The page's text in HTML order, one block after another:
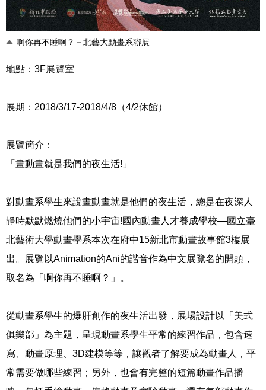
啊你再不睡啊？－北藝大動畫系聯展
地點：3F展覽室
展期：2018/3/17-2018/4/8（4/2休館）
展覽簡介：
「畫動畫就是我們的夜生活!」
對動畫系學生來說畫動畫就是他們的夜生活，總是在夜深人
靜時默默燃燒他們的小宇宙!國內動畫人才養成學校—國立臺
北藝術大學動畫學系本次在府中15新北市動畫故事館3樓展
出。展覽以Animation的Ani的諧音作為中文展覽名的開頭，
取名為「啊你再不睡啊？」。
從動畫系學生的爆肝創作的夜生活出發，展場設計以「美式
俱樂部」為主題，呈現動畫系學生平常的練習作品，包含速
寫、動畫原理、3D建模等等，讓觀者了解要成為動畫人，平
常需要做哪些練習；另外，也會有完整的短篇動畫作品播